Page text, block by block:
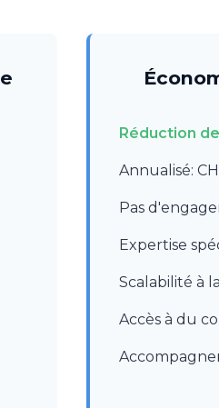
Réduction
Annualisé:
Pas
Expertise
Scalabilité à
Accès à du